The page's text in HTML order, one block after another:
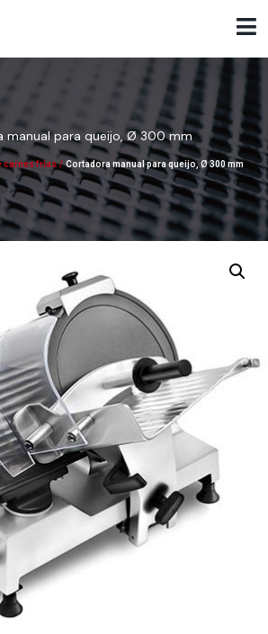
manual para queijo, Ø 300 mm
carnes frias / Cortadora manual para queijo, Ø 300 mm